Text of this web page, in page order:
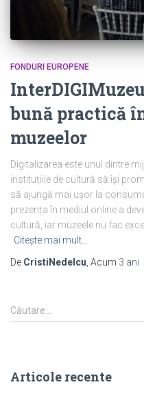
FONDURI EUROPENE
bună practică
muzeelor
Digitalizarea este unul dintre
instituțiile de cultură să își
să ajungă mai ușor la
prezența în mediul online a
cultură, iar muzeele nu fac
Citește mai mult…
De CristiNedelcu , Acum 3 ani
C
a
d
Căutare…
Articole recente